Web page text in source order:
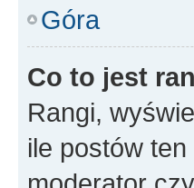
Góra
Co to jest
Rangi,
ile postów